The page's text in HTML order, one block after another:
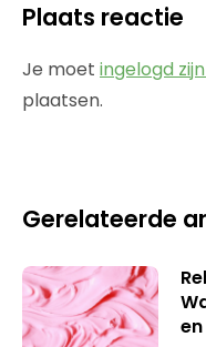
Plaats reactie
Je moet ingelogd
plaatsen.
Gerelateerde